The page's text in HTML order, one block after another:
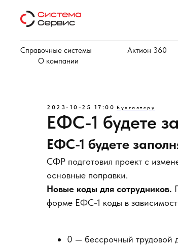
Справочные системы Актион 360
О компании
2023-10-25 17:00 Бухгалтеру
ЕФС-1 будете
ЕФС-1 будете
СФР подготовил проект с
основные поправки.
Новые коды для сотрудников.
форме ЕФС-1 коды в
0 — бессрочный трудовой